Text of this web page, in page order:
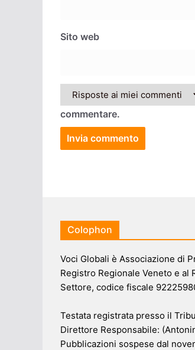
Sito web
commentare.
Colophon
Voci Globali è Associazione di
Registro Regionale Veneto e al
Settore, codice fiscale
Testata registrata presso il
Direttore Responsabile:
Pubblicazioni sospese dal